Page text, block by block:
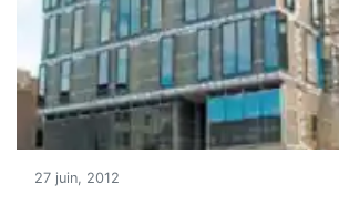
27 juin, 2012